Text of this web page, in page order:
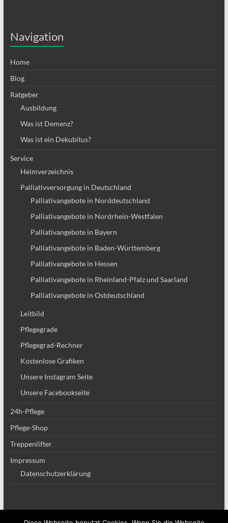
Navigation
Home
Blog
Ratgeber
Ausbildung
Was ist Demenz?
Was ist ein Dekubitus?
Service
Heimverzeichnis
Palliativversorgung in Deutschland
Palliativangebote in Norddeutschland
Palliativangebote in Nordrhein-Westfalen
Palliativangebote in Bayern
Palliativangebote in Baden-Württemberg
Palliativangebote in Hessen
Palliativangebote in Rheinland-Pfalz und Saarland
Palliativangebote in Ostdeutschland
Leitbild
Pflegegrade
Pflegegrad-Rechner
Kostenlose Grafiken
Unsere Instagram Seite
Unsere Facebookseite
24h-Pflege
Pflege-Shop
Treppenlifter
Impressum
Datenschutzerklärung